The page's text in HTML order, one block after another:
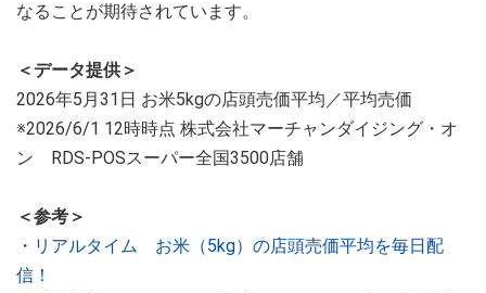
なることが期待されています。
＜データ提供＞
2026年5月31日 お米5kgの店頭売価平均／平均売価
※2026/6/1 12時時点 株式会社マーチャンダイジング・オ
ン RDS-POSスーパー全国3500店舗
＜参考＞
・ リアルタイム お米（5kg）の店頭売価平均を毎日配
信！